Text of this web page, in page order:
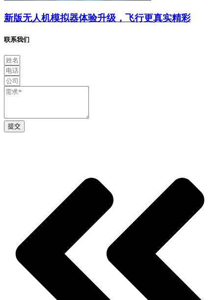
新版无人机模拟器体验升级，飞行更真实精彩
联系我们
提交